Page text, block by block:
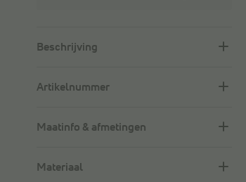
Beschrijving
Artikelnummer
Maatinfo & afmetingen
Materiaal